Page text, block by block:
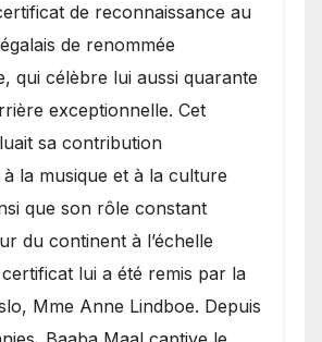
de reconnaissance au
de renommée
qui célèbre lui aussi quarante
exceptionnelle. Cet
sa contribution
la musique et à la culture
que son rôle constant
du continent à l’échelle
lui a été remis par la
Mme Anne Lindboe. Depuis